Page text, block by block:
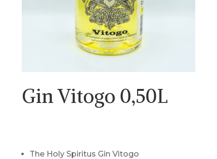
Gin Vitogo 0,50L
The Holy Spiritus Gin Vitogo